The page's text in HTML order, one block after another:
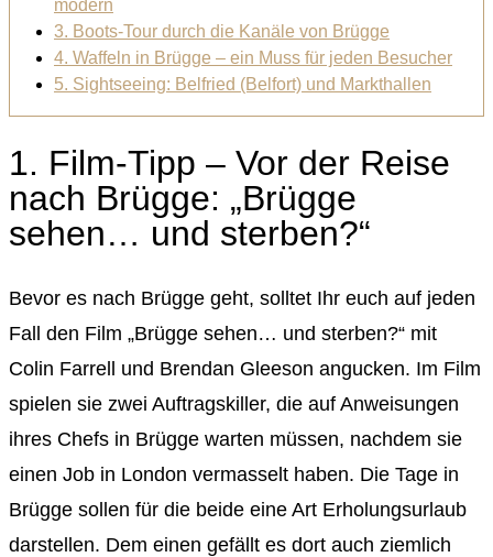
modern
3. Boots-Tour durch die Kanäle von Brügge
4. Waffeln in Brügge – ein Muss für jeden Besucher
5. Sightseeing: Belfried (Belfort) und Markthallen
1. Film-Tipp – Vor der Reise
nach Brügge: „Brügge
sehen… und sterben?“
Bevor es nach Brügge geht, solltet Ihr euch auf jeden
Fall den Film „Brügge sehen… und sterben?“ mit
Colin Farrell und Brendan Gleeson angucken. Im Film
spielen sie zwei Auftragskiller, die auf Anweisungen
ihres Chefs in Brügge warten müssen, nachdem sie
einen Job in London vermasselt haben. Die Tage in
Brügge sollen für die beide eine Art Erholungsurlaub
darstellen. Dem einen gefällt es dort auch ziemlich